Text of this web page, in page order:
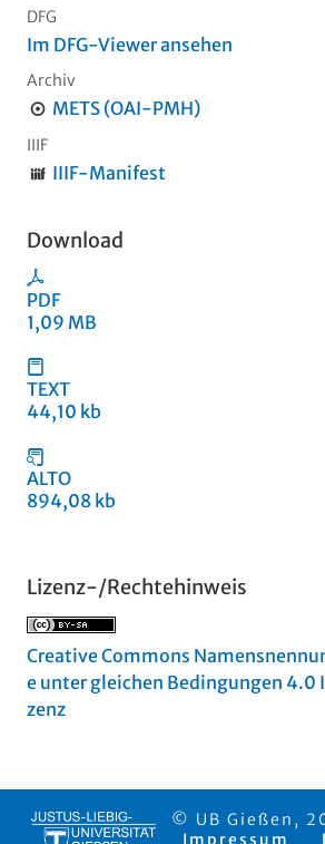
DFG
Im DFG-Viewer ansehen
Archiv
METS (OAI-PMH)
IIIF
IIIF-Manifest
Download
PDF
1,09 MB
TEXT
44,10 kb
ALTO
894,08 kb
Lizenz-/Rechtehinweis
Creative Commons
e unter gleichen Bedingungen 4.0
zenz
© UB Gießen,
Impressum